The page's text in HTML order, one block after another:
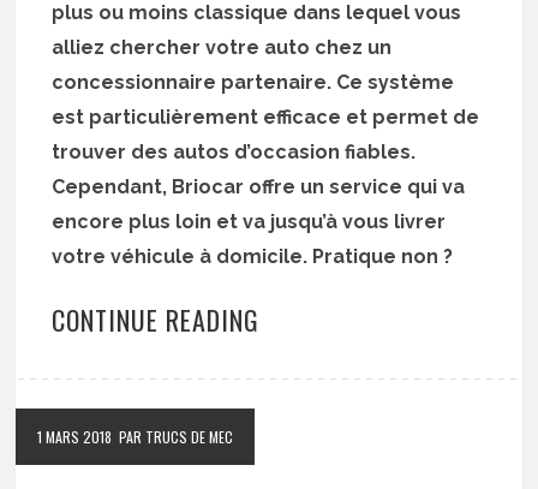
plus ou moins classique dans lequel vous
alliez chercher votre auto chez un
concessionnaire partenaire. Ce système
est particulièrement efficace et permet de
trouver des autos d’occasion fiables.
Cependant, Briocar offre un service qui va
encore plus loin et va jusqu’à vous livrer
votre véhicule à domicile. Pratique non ?
CONTINUE READING
1 MARS 2018 PAR TRUCS DE MEC